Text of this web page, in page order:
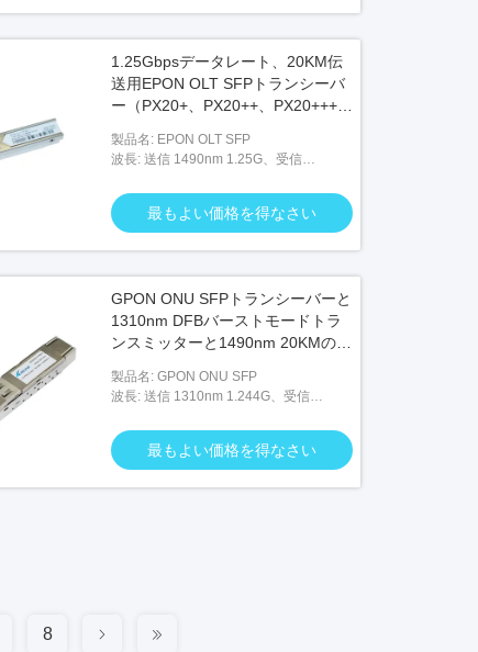
1.25Gbpsデータレート、20KM伝
送用EPON OLT SFPトランシーバ
ー（PX20+、PX20++、PX20+++対
製品名: EPON OLT SFP
波長: 送信 1490nm 1.25G、受信
最もよい価格を得なさい
GPON ONU SFPトランシーバーと
1310nm DFBバーストモードトラ
ンスミッターと1490nm 20KMの距
製品名: GPON ONU SFP
波長: 送信 1310nm 1.244G、受信
最もよい価格を得なさい
8